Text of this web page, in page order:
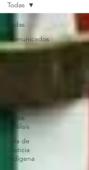
Todas
Comunicados
Noticias
Carlos
Morales.
Mariana
Yáñez
Unda.
Análisis
Sala de
Justicia
Indígena
Todas